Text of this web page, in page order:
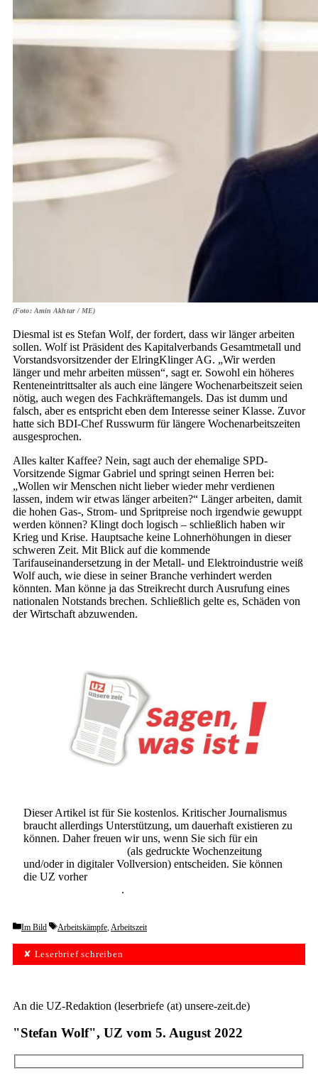
(Foto: Amin Akhtar / ME)
Diesmal ist es Stefan Wolf, der fordert, dass wir länger arbeiten
sollen. Wolf ist Präsident des Kapitalverbands Gesamtmetall und
Vorstandsvorsitzender der ElringKlinger AG. „Wir werden
länger und mehr arbeiten müssen“, sagt er. Sowohl ein höheres
Renteneintrittsalter als auch eine längere Wochenarbeitszeit seien
nötig, auch wegen des Fachkräftemangels. Das ist dumm und
falsch, aber es entspricht eben dem Interesse seiner Klasse. Zuvor
hatte sich BDI-Chef Russwurm für längere Wochenarbeitszeiten
ausgesprochen.
Alles kalter Kaffee? Nein, sagt auch der ehemalige SPD-
Vorsitzende Sigmar Gabriel und springt seinen Herren bei:
„Wollen wir Menschen nicht lieber wieder mehr verdienen
lassen, indem wir etwas länger arbeiten?“ Länger arbeiten, damit
die hohen Gas-, Strom- und Spritpreise noch irgendwie gewuppt
werden können? Klingt doch logisch – schließlich haben wir
Krieg und Krise. Hauptsache keine Lohnerhöhungen in dieser
schweren Zeit. Mit Blick auf die kommende
Tarifauseinandersetzung in der Metall- und Elektroindustrie weiß
Wolf auch, wie diese in seiner Branche verhindert werden
könnten. Man könne ja das Streikrecht durch Ausrufung eines
nationalen Notstands brechen. Schließlich gelte es, Schäden von
der Wirtschaft abzuwenden.
Dieser Artikel ist für Sie kostenlos. Kritischer Journalismus
braucht allerdings Unterstützung, um dauerhaft existieren zu
können. Daher freuen wir uns, wenn Sie sich für ein
(als gedruckte Wochenzeitung
und/oder in digitaler Vollversion) entscheiden. Sie können
die UZ vorher
.
Categories
Im Bild Tags
Arbeitskämpfe,Arbeitszeit
✘ Leserbrief schreiben
An die UZ-Redaktion (leserbriefe (at) unsere-zeit.de)
"Stefan Wolf", UZ vom 5. August 2022